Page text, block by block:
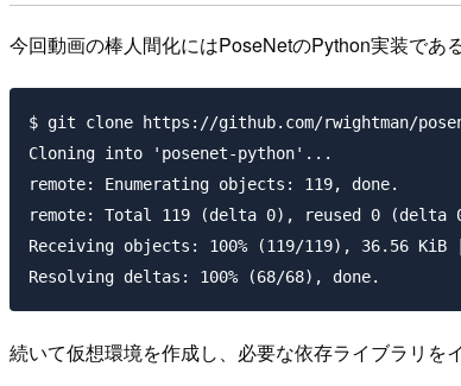
今回動画の棒人間化にはPoseNetのPython実装で
$ git clone https://github.com/rwightman/
Cloning into 'posenet-python'...
remote: Enumerating objects: 119, done.
remote: Total 119 (delta 0), reused 0 (delta
Receiving objects: 100% (119/119), 36.56
続いて仮想環境を作成し、必要な依存ライブラリを